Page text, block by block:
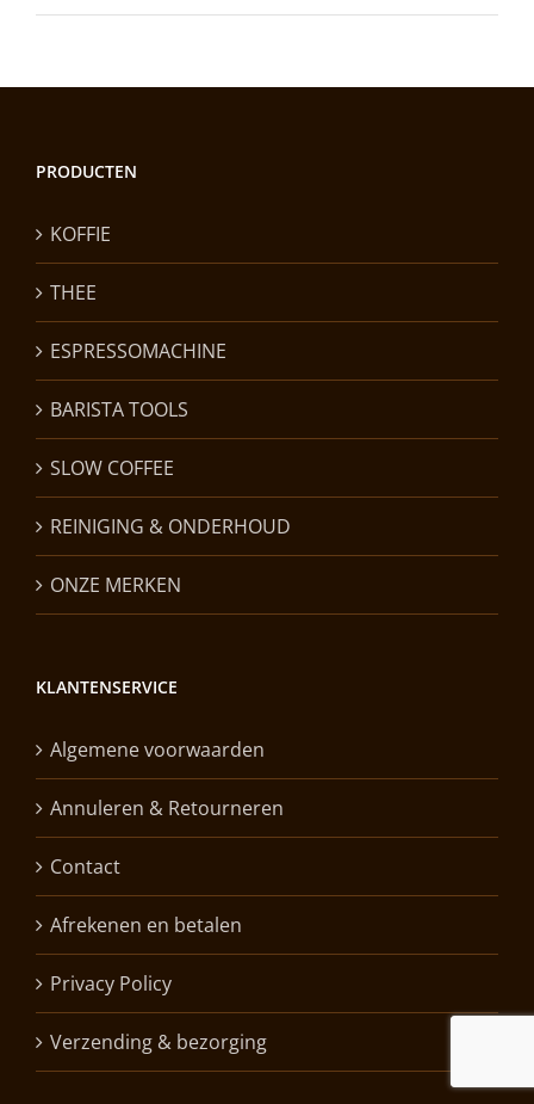
PRODUCTEN
KOFFIE
THEE
ESPRESSOMACHINE
BARISTA TOOLS
SLOW COFFEE
REINIGING & ONDERHOUD
ONZE MERKEN
KLANTENSERVICE
Algemene voorwaarden
Annuleren & Retourneren
Contact
Afrekenen en betalen
Privacy Policy
Verzending & bezorging